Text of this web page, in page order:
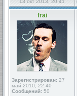
13 окт 2013, 20:41
frai
Зарегистрирован: 27
май 2010, 22:40
Сообщений: 50